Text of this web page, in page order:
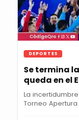
DEPORTES
Se termina
queda en el
La
Torneo Apertura